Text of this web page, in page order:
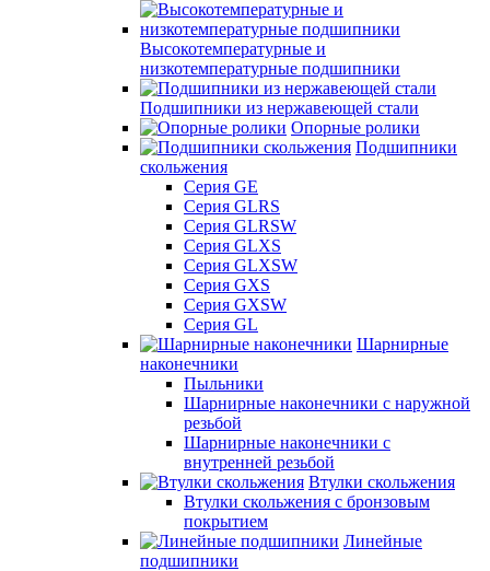
Высокотемпературные и
низкотемпературные подшипники
Подшипники из нержавеющей стали
Опорные ролики
Подшипники
скольжения
Серия GE
Серия GLRS
Серия GLRSW
Серия GLXS
Серия GLXSW
Серия GXS
Серия GXSW
Серия GL
Шарнирные
наконечники
Пыльники
Шарнирные наконечники с наружной
резьбой
Шарнирные наконечники с
внутренней резьбой
Втулки скольжения
Втулки скольжения с бронзовым
покрытием
Линейные
подшипники